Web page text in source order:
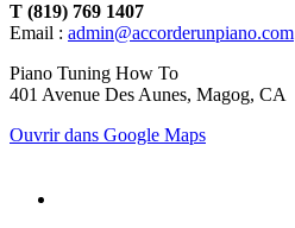
T (819) 769 1407
Email : admin@accorderunpiano.com
Piano Tuning How To
401 Avenue Des Aunes, Magog, CA
Ouvrir dans Google Maps